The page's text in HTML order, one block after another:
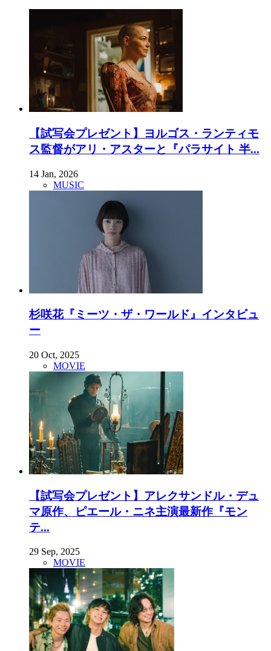
【試写会プレゼント】ヨルゴス・ランティモ
ス監督がアリ・アスターと『パラサイト 半...
14 Jan, 2026
MUSIC
杉咲花『ミーツ・ザ・ワールド』インタビュ
ー
20 Oct, 2025
MOVIE
【試写会プレゼント】アレクサンドル・デュ
マ原作、ピエール・ニネ主演最新作『モン
テ...
29 Sep, 2025
MOVIE